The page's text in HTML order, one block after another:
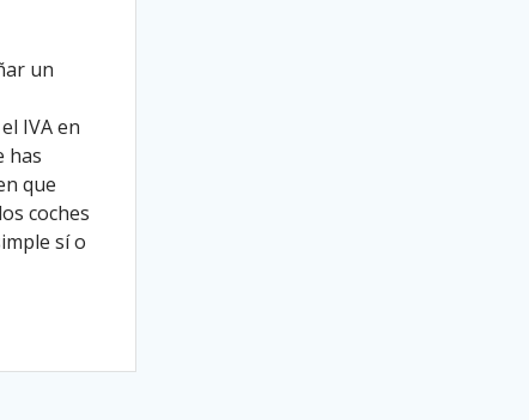
un
IVA en
has
que
coches
sí o